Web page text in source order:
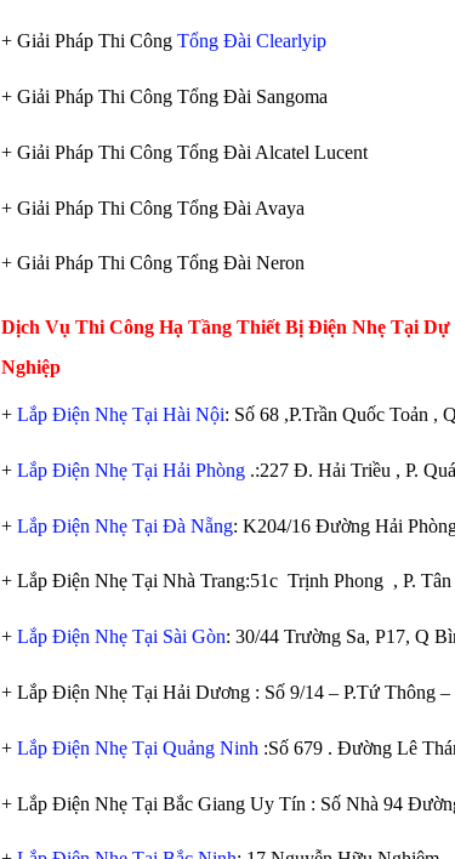
+ Giải Pháp Thi Công Tổng Đài Clearlyip
+ Giải Pháp Thi Công Tổng Đài Sangoma
+ Giải Pháp Thi Công Tổng Đài Alcatel Lucent
+ Giải Pháp Thi Công Tổng Đài Avaya
+ Giải Pháp Thi Công Tổng Đài Neron
Dịch Vụ Thi Công Hạ Tầng Thiết Bị Điện Nhẹ Tại
Nghiệp
+ Lắp Điện Nhẹ Tại Hài Nội: Số 68 ,P.Trần Quốc Toản ,
+ Lắp Điện Nhẹ Tại Hải Phòng .:227 Đ. Hải Triều , P.
+ Lắp Điện Nhẹ Tại Đà Nẵng: K204/16 Đường Hải
+ Lắp Điện Nhẹ Tại Nhà Trang:51c Trịnh Phong , P.
+ Lắp Điện Nhẹ Tại Sài Gòn: 30/44 Trường Sa, P17, Q
+ Lắp Điện Nhẹ Tại Hải Dương : Số 9/14 – P.Tứ Thông
+ Lắp Điện Nhẹ Tại Quảng Ninh :Số 679 . Đường Lê
+ Lắp Điện Nhẹ Tại Bắc Giang Uy Tín : Số Nhà 94